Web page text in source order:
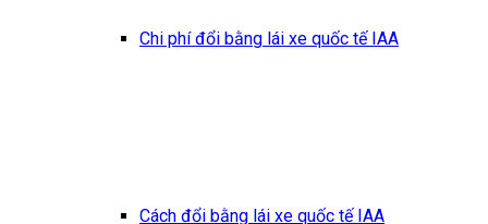
Chi phí đổi bằng lái xe quốc tế IAA
Cách đổi bằng lái xe quốc tế IAA